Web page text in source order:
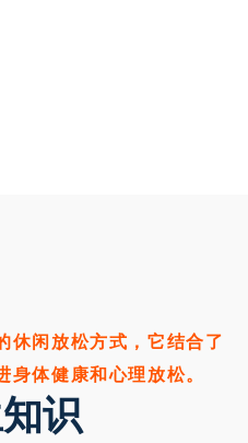
休闲放松方式，它结合了
体健康和心理放松。
识